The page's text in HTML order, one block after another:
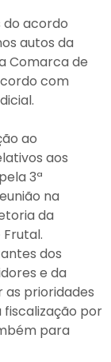
do acordo
autos da
Comarca de
com
ao
aos
3ª
na
da
dos
e da
as prioridades
por
para